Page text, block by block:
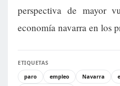
perspectiva de mayor
economía navarra en los
ETIQUETAS
paro
empleo Navarra